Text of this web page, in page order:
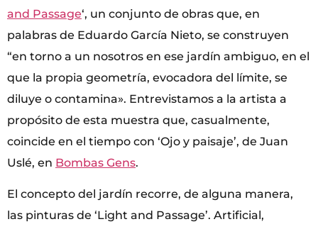
and Passage‘, un conjunto de obras que, en
palabras de Eduardo García Nieto, se construyen
“en torno a un nosotros en ese jardín ambiguo, en el
que la propia geometría, evocadora del límite, se
diluye o contamina». Entrevistamos a la artista a
propósito de esta muestra que, casualmente,
coincide en el tiempo con ‘Ojo y paisaje’, de Juan
Uslé, en Bombas Gens.
El concepto del jardín recorre, de alguna manera,
las pinturas de ‘Light and Passage’. Artificial,